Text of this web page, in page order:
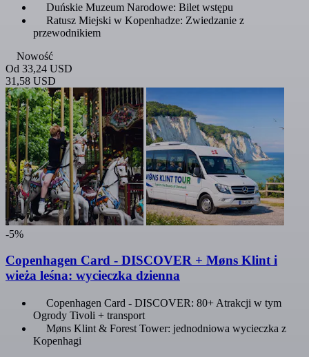
Duńskie Muzeum Narodowe: Bilet wstępu
Ratusz Miejski w Kopenhadze: Zwiedzanie z
przewodnikiem
Nowość
Od 33,24 USD
31,58 USD
-5%
Copenhagen Card - DISCOVER + Møns Klint i
wieża leśna: wycieczka dzienna
Copenhagen Card - DISCOVER: 80+ Atrakcji w tym
Ogrody Tivoli + transport
Møns Klint & Forest Tower: jednodniowa wycieczka z
Kopenhagi